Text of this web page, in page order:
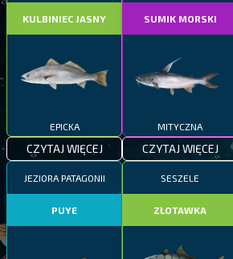
KULBINIEC JASNY
EPICKA
CZYTAJ WIĘCEJ
SUMIK MORSKI
MITYCZNA
CZYTAJ WIĘCEJ
JEZIORA PATAGONII
PUYE
SESZELE
ZŁOTAWKA